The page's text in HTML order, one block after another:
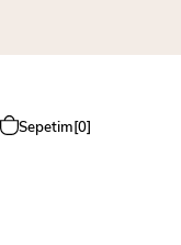
Sepetim 0